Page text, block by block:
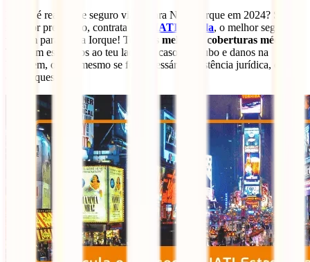
Então, é realmente seguro viajar para Nova Iorque em 2024? Sim,
mas por precaução, contrata o teu
IATI Estrela, o melhor seguro de
viagem para Nova Iorque! Terás
as melhores coberturas médicas
Também estaremos ao teu lado em caso de roubo e danos na
bagagem, ou até mesmo se for necessária assistência jurídica, entre
outras questões.